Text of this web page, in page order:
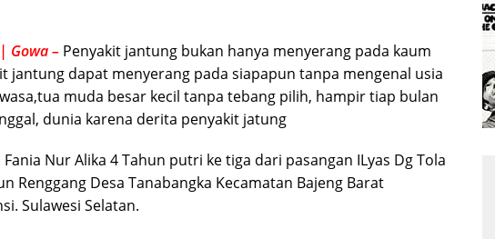
| Gowa – Penyakit jantung bukan hanya menyerang pada kaum
jantung dapat menyerang pada siapapun tanpa mengenal usia
muda besar kecil tanpa tebang pilih, hampir tiap bulan
dunia karena derita penyakit jatung
Nur Alika 4 Tahun putri ke tiga dari pasangan ILyas Dg Tola
Renggang Desa Tanabangka Kecamatan Bajeng Barat
Sulawesi Selatan.